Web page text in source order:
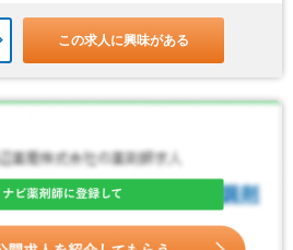
この求人に興味がある